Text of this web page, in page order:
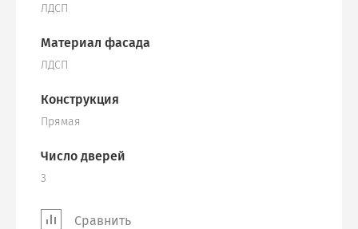
ЛДСП
Материал фасада
ЛДСП
Конструкция
Прямая
Число дверей
3
Сравнить